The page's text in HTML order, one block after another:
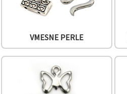
vse
VMESNE PERLE